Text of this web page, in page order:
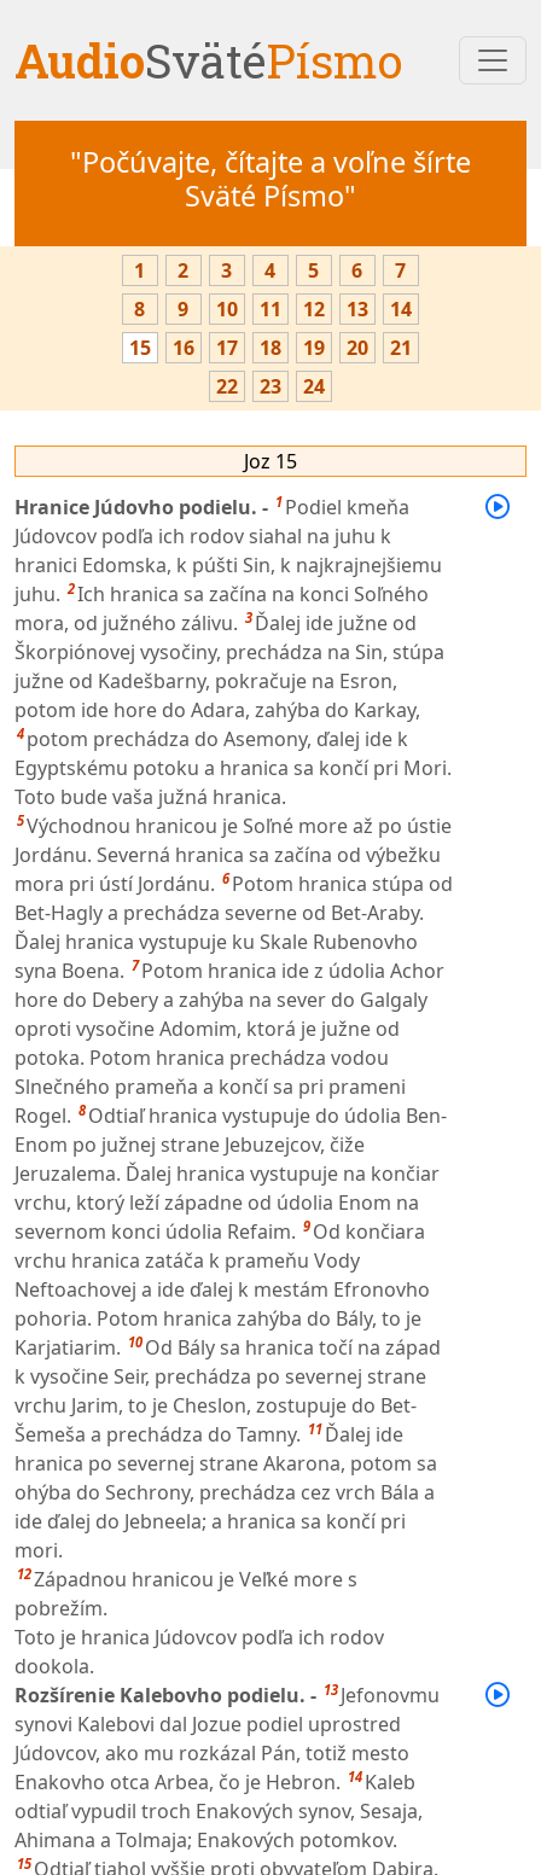
AudioSvätéPísmo
"Počúvajte, čítajte a voľne šírte
Sväté Písmo"
1 2 3 4 5 6
7
8
9 10 11 12 13
14
15
16 17 18 19 20
21
22
23 24
Joz 15
Hranice Júdovho podielu. - 1 Podiel kmeňa
Júdovcov podľa ich rodov siahal na juhu k
hranici Edomska, k púšti Sin, k najkrajnejšiemu
juhu. 2Ich hranica sa začína na konci Soľného
mora, od južného zálivu. 3 Ďalej ide južne od
Škorpiónovej vysočiny, prechádza na Sin, stúpa
južne od Kadešbarny, pokračuje na Esron,
potom ide hore do Adara, zahýba do Karkay,
4 potom prechádza do Asemony, ďalej ide k
Egyptskému potoku a hranica sa končí pri Mori.
Toto bude vaša južná hranica.
5Východnou hranicou je Soľné more až po ústie
Jordánu. Severná hranica sa začína od výbežku
mora pri ústí Jordánu. 6 Potom hranica stúpa od
Bet-Hagly a prechádza severne od Bet-Araby.
Ďalej hranica vystupuje ku Skale Rubenovho
syna Boena. 7 Potom hranica ide z údolia Achor
hore do Debery a zahýba na sever do Galgaly
oproti vysočine Adomim, ktorá je južne od
potoka. Potom hranica prechádza vodou
Slnečného prameňa a končí sa pri prameni
Rogel. 8 Odtiaľ hranica vystupuje do údolia Ben-
Enom po južnej strane Jebuzejcov, čiže
Jeruzalema. Ďalej hranica vystupuje na končiar
vrchu, ktorý leží západne od údolia Enom na
severnom konci údolia Refaim. 9 Od končiara
vrchu hranica zatáča k prameňu Vody
Neftoachovej a ide ďalej k mestám Efronovho
pohoria. Potom hranica zahýba do Bály, to je
Karjatiarim. 10 Od Bály sa hranica točí na západ
k vysočine Seir, prechádza po severnej strane
vrchu Jarim, to je Cheslon, zostupuje do Bet-
Šemeša a prechádza do Tamny. 11 Ďalej ide
hranica po severnej strane Akarona, potom sa
ohýba do Sechrony, prechádza cez vrch Bála a
ide ďalej do Jebneela; a hranica sa končí pri
mori.
12Západnou hranicou je Veľké more s
pobrežím.
Toto je hranica Júdovcov podľa ich rodov
dookola.
Rozšírenie Kalebovho podielu. - 13 Jefonovmu
synovi Kalebovi dal Jozue podiel uprostred
Júdovcov, ako mu rozkázal Pán, totiž mesto
Enakovho otca Arbea, čo je Hebron. 14 Kaleb
odtiaľ vypudil troch Enakových synov, Sesaja,
Ahimana a Tolmaja; Enakových potomkov.
15 Odtiaľ tiahol vyššie proti obyvateľom Dabira.